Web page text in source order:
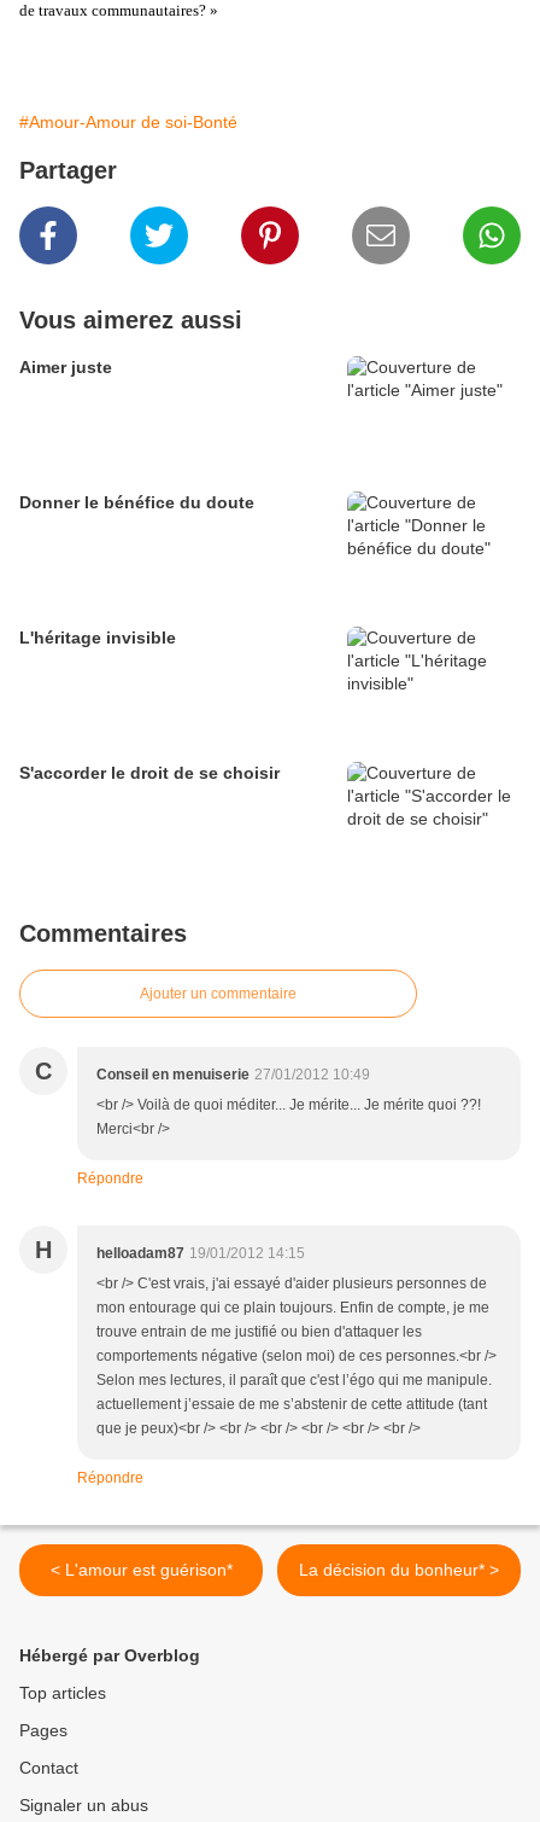
de travaux communautaires? »
#Amour-Amour de soi-Bonté
Partager
Vous aimerez aussi
Aimer juste
Donner le bénéfice du doute
L'héritage invisible
S'accorder le droit de se choisir
Commentaires
Ajouter un commentaire
C Conseil en menuiserie 27/01/2012 10:49
<br /> Voilà de quoi méditer... Je mérite... Je mérite quoi ??!
Merci<br />
Répondre
H helloadam87 19/01/2012 14:15
<br /> C'est vrais, j'ai essayé d'aider plusieurs personnes de
mon entourage qui ce plain toujours. Enfin de compte, je me
trouve entrain de me justifié ou bien d'attaquer les
comportements négative (selon moi) de ces personnes.<br />
Selon mes lectures, il paraît que c'est l’égo qui me manipule.
actuellement j’essaie de me s’abstenir de cette attitude (tant
que je peux)<br /> <br /> <br /> <br /> <br /> <br />
Répondre
< L'amour est guérison* La décision du bonheur* >
Hébergé par Overblog
Top articles
Pages
Contact
Signaler un abus